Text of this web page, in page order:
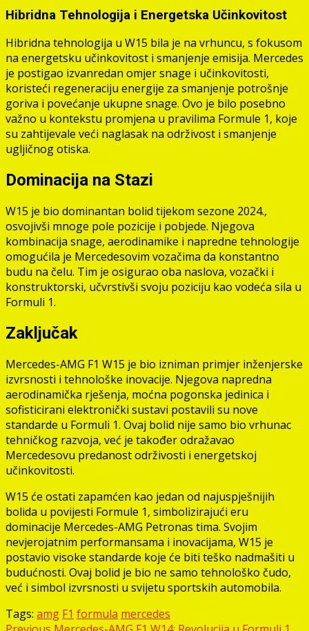
Hibridna Tehnologija i Energetska Učinkovitost
Hibridna tehnologija u W15 bila je na vrhuncu, s fokusom
na energetsku učinkovitost i smanjenje emisija. Mercedes
je postigao izvanredan omjer snage i učinkovitosti,
koristeći regeneraciju energije za smanjenje potrošnje
goriva i povećanje ukupne snage. Ovo je bilo posebno
važno u kontekstu promjena u pravilima Formule 1, koje
su zahtijevale veći naglasak na održivost i smanjenje
ugljičnog otiska.
Dominacija na Stazi
W15 je bio dominantan bolid tijekom sezone 2024.,
osvojivši mnoge pole pozicije i pobjede. Njegova
kombinacija snage, aerodinamike i napredne tehnologije
omogućila je Mercedesovim vozačima da konstantno
budu na čelu. Tim je osigurao oba naslova, vozački i
konstruktorski, učvrstivši svoju poziciju kao vodeća sila u
Formuli 1.
Zaključak
Mercedes-AMG F1 W15 je bio izniman primjer inženjerske
izvrsnosti i tehnološke inovacije. Njegova napredna
aerodinamička rješenja, moćna pogonska jedinica i
sofisticirani elektronički sustavi postavili su nove
standarde u Formuli 1. Ovaj bolid nije samo bio vrhunac
tehničkog razvoja, već je također odražavao
Mercedesovu predanost održivosti i energetskoj
učinkovitosti.
W15 će ostati zapamćen kao jedan od najuspješnijih
bolida u povijesti Formule 1, simbolizirajući eru
dominacije Mercedes-AMG Petronas tima. Svojim
nevjerojatnim performansama i inovacijama, W15 je
postavio visoke standarde koje će biti teško nadmašiti u
budućnosti. Ovaj bolid je bio ne samo tehnološko čudo,
već i simbol izvrsnosti u svijetu sportskih automobila.
Tags: amg F1 formula mercedes